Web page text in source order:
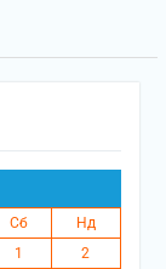
Сб
Нд
1
2